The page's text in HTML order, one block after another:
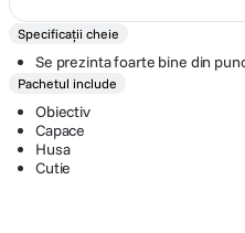
Specificații cheie
Se prezinta foarte bine din
Pachetul include
Obiectiv
Capace
Husa
Cutie